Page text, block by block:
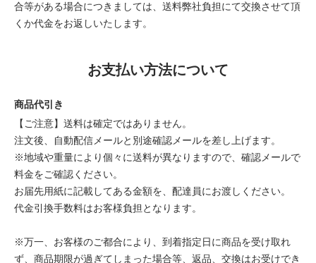
合等がある場合につきましては、送料弊社負担にて交換させて頂
くか代金をお返しいたします。
お支払い方法について
商品代引き
【ご注意】送料は確定ではありません。
注文後、自動配信メールと別途確認メールを差し上げます。
※地域や重量により個々に送料が異なりますので、確認メールで
料金をご確認ください。
お届先用紙に記載してある金額を、配達員にお渡しください。
代金引換手数料はお客様負担となります。
※万一、お客様のご都合により、到着指定日に商品を受け取れ
ず、商品期限が過ぎてしまった場合等、返品、交換はお受けでき